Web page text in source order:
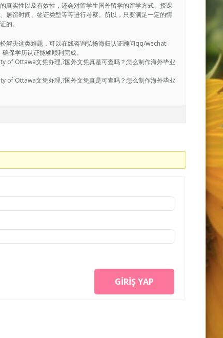
真实性以及有效性，还会对留学生国外留学的留学方式、授课
居留时间、签证类型等等进行考察。所以，只要满足一定的情
的。
解决这类难题，可以在线咨询弘扬海归认证顾问qq/wechat:
保学历认证能够顺利完成。
of Ottawa文凭办理,?国外文凭真是可查吗？怎么制作海外毕业
of Ottawa文凭办理,?国外文凭真是可查吗？怎么制作海外毕业
GIRIŞ YAP